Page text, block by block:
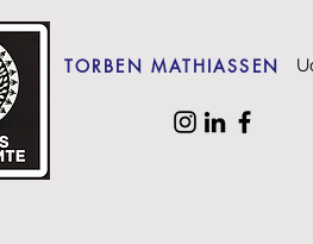
TORBEN MATHIASSEN